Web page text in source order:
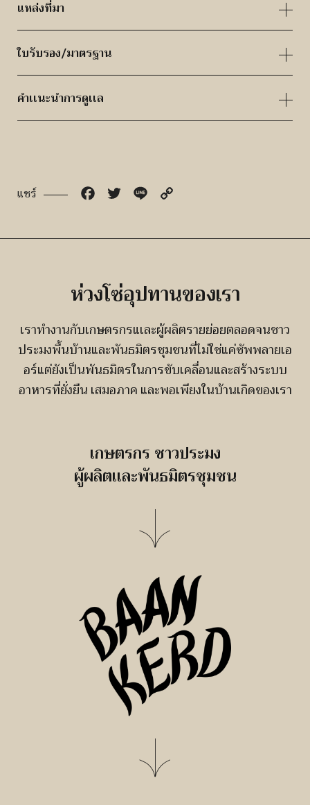
แหล่งที่มา
ใบรับรอง/มาตรฐาน
คำเเนะนำการดูเเล
แชร์ FacebookTwitter Line
ห่วงโซ่อุปทานของเรา
เราทำงานกับเกษตรกรแเละผู้ผลิตรายย่อยตลอดจนชาว
ประมงพื้นบ้านและพันธมิตรชุมชนที่ไม่ใช่แค่ซัพพลายเอ
อร์แต่ยังเป็นพันธมิตรในการขับเคลื่อนและสร้างระบบ
อาหารที่ยั่งยืน เสมอภาค และพอเพียงในบ้านเกิดของเรา
เกษตรกร ชาวประมง
ผู้ผลิตเเละพันธมิตรชุมชน